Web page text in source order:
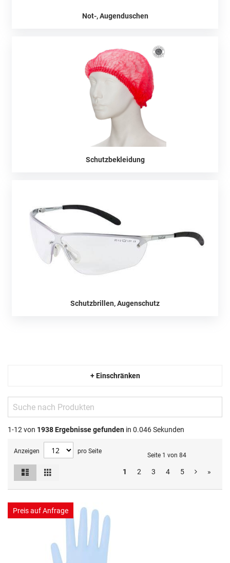
Not-, Augenduschen
Schutzbekleidung
Schutzbrillen, Augenschutz
+ Einschränken
1-12 von 1938Ergebnisse gefunden in 0.046 Sekunden
Anzeigen pro Seite
Seite 1 von 84
1 2 3 4 5 »
Ansicht
als
Preis auf Anfrage